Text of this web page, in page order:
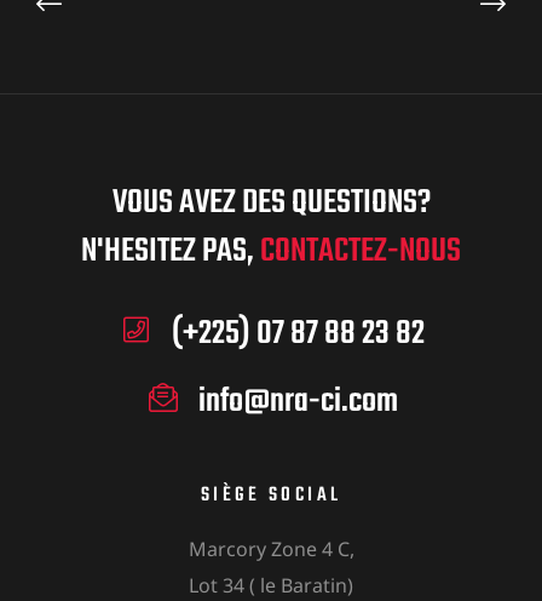
VOUS AVEZ DES QUESTIONS?
N'HESITEZ PAS,CONTACTEZ-NOUS
(+225) 07 87 88 23 82
info@nra-ci.com
SIÈGE SOCIAL
Marcory Zone 4 C,
Lot 34 ( le Baratin)